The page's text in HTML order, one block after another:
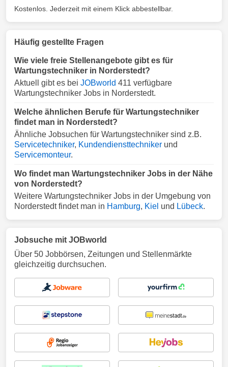
Kostenlos. Jederzeit mit einem Klick abbestellbar.
Häufig gestellte Fragen
Wie viele freie Stellenangebote gibt es für
Wartungstechniker in Norderstedt?
Aktuell gibt es bei JOBworld 411 verfügbare
Wartungstechniker Jobs in Norderstedt.
Welche ähnlichen Berufe für Wartungstechniker
findet man in Norderstedt?
Ähnliche Jobsuchen für Wartungstechniker sind z.B.
Servicetechniker, Kundendiensttechniker und
Servicemonteur.
Wo findet man Wartungstechniker Jobs in der Nähe
von Norderstedt?
Weitere Wartungstechniker Jobs in der Umgebung von
Norderstedt findet man in Hamburg, Kiel und Lübeck.
Jobsuche mit JOBworld
Über 50 Jobbörsen, Zeitungen und Stellenmärkte
gleichzeitig durchsuchen.